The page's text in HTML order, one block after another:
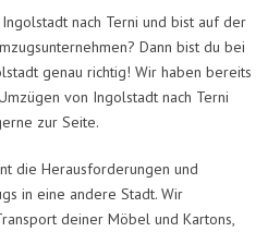
nach Terni und bist auf der
Dann bist du bei
genau richtig! Wir haben bereits
von Ingolstadt nach Terni
zur Seite.
die Herausforderungen und
in eine andere Stadt. Wir
deiner Möbel und Kartons,